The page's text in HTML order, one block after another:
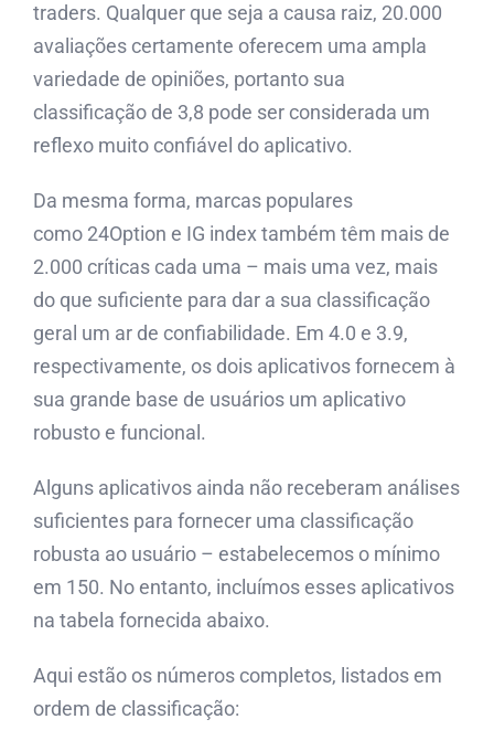
traders. Qualquer que seja a causa raiz, 20.000
avaliações certamente oferecem uma ampla
variedade de opiniões, portanto sua
classificação de 3,8 pode ser considerada um
reflexo muito confiável do aplicativo.
Da mesma forma, marcas populares
como 24Option e IG index também têm mais de
2.000 críticas cada uma – mais uma vez, mais
do que suficiente para dar a sua classificação
geral um ar de confiabilidade. Em 4.0 e 3.9,
respectivamente, os dois aplicativos fornecem à
sua grande base de usuários um aplicativo
robusto e funcional.
Alguns aplicativos ainda não receberam análises
suficientes para fornecer uma classificação
robusta ao usuário – estabelecemos o mínimo
em 150. No entanto, incluímos esses aplicativos
na tabela fornecida abaixo.
Aqui estão os números completos, listados em
ordem de classificação: